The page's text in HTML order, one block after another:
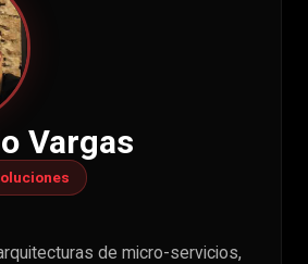
Vargas
de micro-servicios,